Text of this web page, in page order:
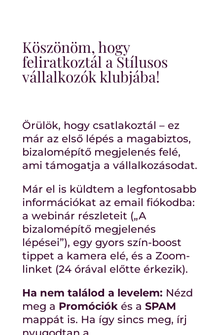
Köszönöm, hogy
feliratkoztál a Stílusos
vállalkozók klubjába!
Örülök, hogy csatlakoztál – ez
már az első lépés a magabiztos,
bizalomépítő megjelenés felé,
ami támogatja a vállalkozásodat.
Már el is küldtem a legfontosabb
információkat az email fiókodba:
a webinár részleteit („A
bizalomépítő megjelenés
lépései”), egy gyors szín-boost
tippet a kamera elé, és a Zoom-
linket (24 órával előtte érkezik).
Ha nem találod a levelem: Nézd
meg a Promóciókés a SPAM
mappát is. Ha így sincs meg, írj